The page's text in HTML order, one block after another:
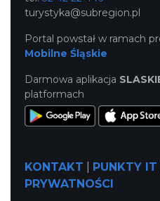
turystyka@subregion.pl
Portal powstał w ramach
Mobilne Śląskie
Darmowa aplikacja
platformach
KONTAKT PUNKTY IT
PRYWATNOŚCI